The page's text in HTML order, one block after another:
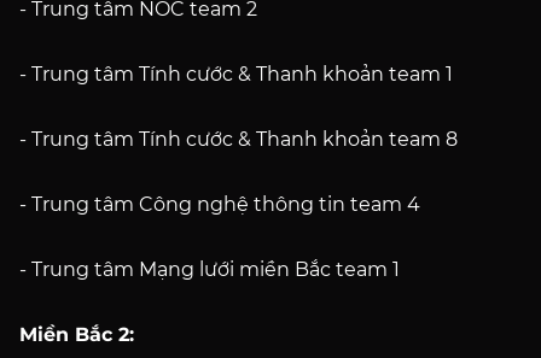
- Trung tâm NOC team 2
- Trung tâm Tính cước & Thanh khoản team 1
- Trung tâm Tính cước & Thanh khoản team 8
- Trung tâm Công nghệ thông tin team 4
- Trung tâm Mạng lưới miền Bắc team 1
Miền Bắc 2: